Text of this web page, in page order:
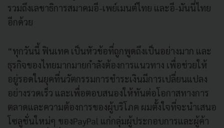
รวมถึงเลขาธิการสมาคมอี-เพย์เมนต์ไทย และอี-มันนี่ไทย
อีกด้วย
“ทุกวันนี้ ฟินเทค เป็นหัวข้อที่ถูกพูดถึงเป็นอย่างมาก และ
ธุรกิจของไทยมากมายกำลังต้องการแนวทาง เพื่อช่วยให้
อยู่รอดในยุคที่นวัตกรรมการชำระเงินมีการเปลี่ยนแปลง
อย่างรวดเร็ว และเพื่อตอบสนองให้ทันต่อโอกาสทางการ
ตลาดและความต้องการของผู้บริโภค ผมตั้งใจที่จะนำเสนอ
โซลูชั่นใหม่ๆ ของPayPal แก่กลุ่มผู้ประกอบการและผู้ค้า